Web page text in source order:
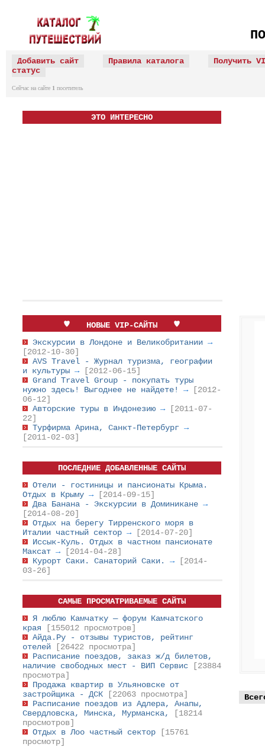
Добавить сайт Правила каталога
Получить
статус
Сейчас на сайте 1 посетитель
ЭТО ИНТЕРЕСНО
НОВЫЕ VIP-САЙТЫ
Экскурсии в Лондоне и Великобритании →
[2012-10-30]
AVS Travel - Журнал туризма, географии
и культуры →
[2012-06-15]
Grand Travel Group - покупать туры
нужно здесь! Выгоднее не найдете! →
[2012-
06-12]
Авторские туры в Индонезию →
[2011-07-
22]
Турфирма Арина, Санкт-Петербург →
[2011-02-03]
ПОСЛЕДНИЕ ДОБАВЛЕННЫЕ САЙТЫ
Отели - гостиницы и пансионаты Крыма.
Отдых в Крыму →
[2014-09-15]
Два Банана - Экскурсии в Доминикане →
[2014-08-20]
Отдых на берегу Тирренского моря в
Италии частный сектор →
[2014-07-20]
Иссык-Куль. Отдых в частном пансионате
Максат →
[2014-04-28]
Курорт Саки. Санаторий Саки. →
[2014-
03-26]
САМЫЕ ПРОСМАТРИВАЕМЫЕ САЙТЫ
Я люблю Камчатку — форум Камчатского
края
[155012 просмотров]
Айда.Ру - отзывы туристов, рейтинг
отелей
[26422 просмотра]
Расписание поездов, заказ ж/д билетов,
наличие свободных мест - ВИП Сервис
[23884
просмотра]
Продажа квартир в Ульяновске от
застройщика - ДСК
[22063 просмотра]
Расписание поездов из Адлера, Анапы,
Свердловска, Минска, Мурманска,
[18214
просмотров]
Отдых в Лоо частный сектор
[15761
просмотр]